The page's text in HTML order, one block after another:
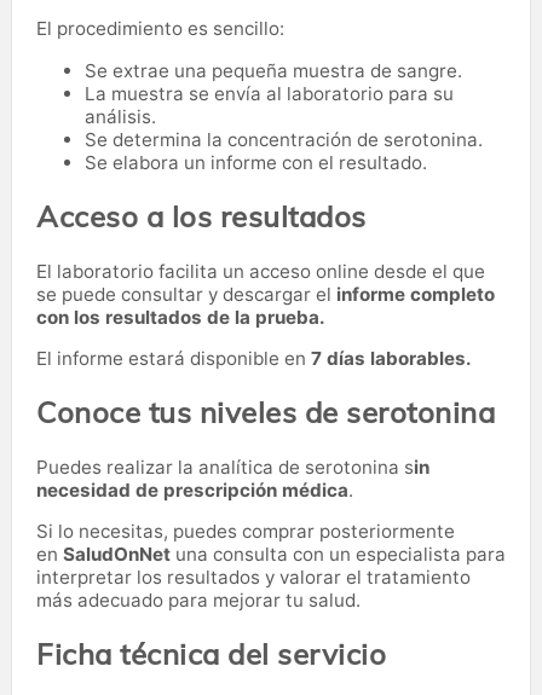
El procedimiento es sencillo:
Se extrae una pequeña muestra de sangre.
La muestra se envía al laboratorio para su
análisis.
Se determina la concentración de serotonina.
Se elabora un informe con el resultado.
Acceso a los resultados
El laboratorio facilita un acceso online desde el que
se puede consultar y descargar el informe completo
con los resultados de la prueba.
El informe estará disponible en 7 días laborables.
Conoce tus niveles de serotonina
Puedes realizar la analítica de serotonina sin
necesidad de prescripción médica.
Si lo necesitas, puedes comprar posteriormente
en SaludOnNet una consulta con un especialista para
interpretar los resultados y valorar el tratamiento
más adecuado para mejorar tu salud.
Ficha técnica del servicio